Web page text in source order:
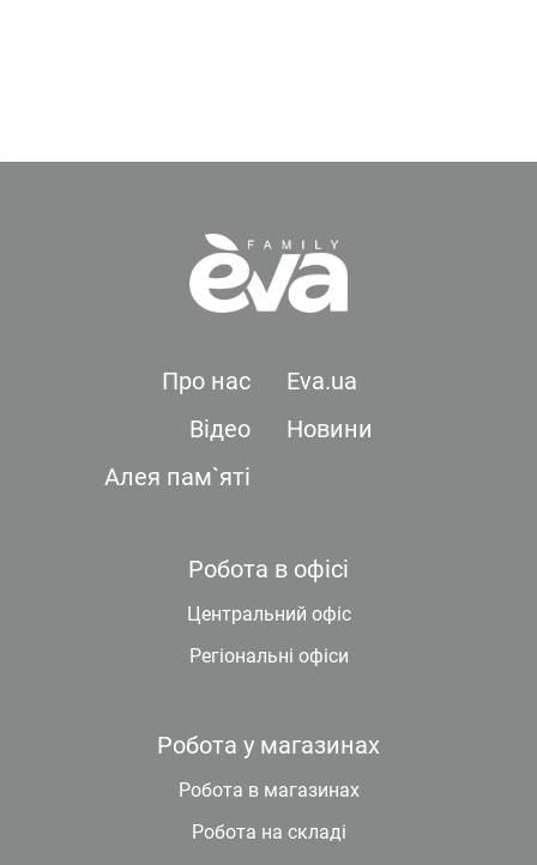
Про нас
Eva.ua
Відео
Новини
Алея пам`яті
Робота в офісі
Центральний офіс
Регіональні офіси
Робота у магазинах
Робота в магазинах
Робота на складі